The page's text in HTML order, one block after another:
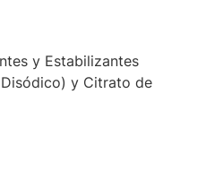
y Estabilizantes
y Citrato de